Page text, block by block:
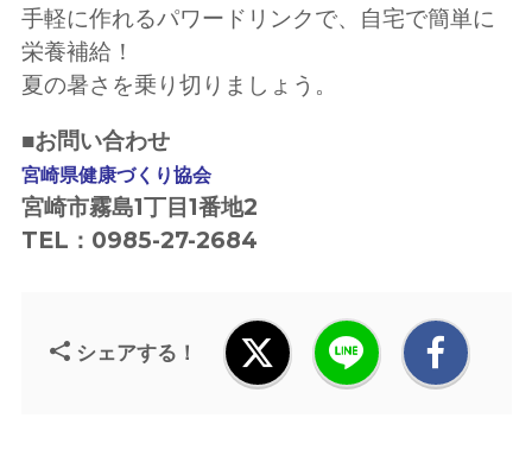
手軽に作れるパワードリンクで、自宅で簡単に
栄養補給！
夏の暑さを乗り切りましょう。
■お問い合わせ
宮崎県健康づくり協会
宮崎市霧島1丁目1番地2
TEL：0985-27-2684
シェアする！